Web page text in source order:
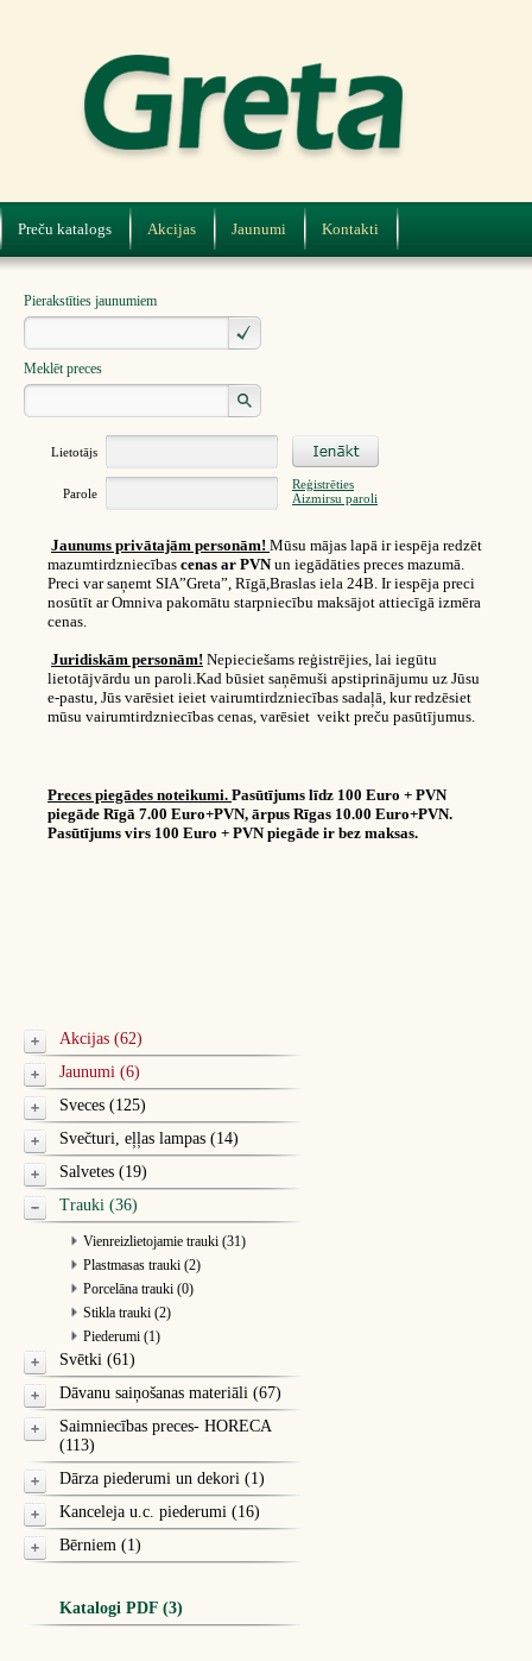
Preču katalogs Akcijas Jaunumi Kontakti
Pierakstīties jaunumiem
Meklēt preces
Lietotājs
Parole
Reģistrēties
Aizmirsu paroli
Jaunums privātajām personām! Mūsu mājas lapā ir iespēja redzēt
mazumtirdzniecības cenas ar PVNun iegādāties preces mazumā.
Preci var saņemt SIA”Greta”, Rīgā,Braslas iela 24B. Ir iespēja preci
nosūtīt ar Omniva pakomātu starpniecību maksājot attiecīgā izmēra
cenas.
Juridiskām personām! Nepieciešams reģistrējies, lai iegūtu
lietotājvārdu un paroli.Kad būsiet saņēmuši apstiprinājumu uz Jūsu
e-pastu, Jūs varēsiet ieiet vairumtirdzniecības sadaļā, kur redzēsiet
mūsu vairumtirdzniecības cenas, varēsiet veikt preču pasūtījumus.
Preces piegādes noteikumi. Pasūtījums līdz 100 Euro + PVN
piegāde Rīgā 7.00 Euro+PVN, ārpus Rīgas 10.00 Euro+PVN.
Pasūtījums virs 100 Euro + PVN piegāde ir bez maksas.
Akcijas (62)
Jaunumi (6)
Sveces (125)
Svečturi, eļļas lampas (14)
Salvetes (19)
Trauki (36)
Vienreizlietojamie trauki (31)
Plastmasas trauki (2)
Porcelāna trauki (0)
Stikla trauki (2)
Piederumi (1)
Svētki (61)
Dāvanu saiņošanas materiāli (67)
Saimniecības preces- HORECA
(113)
Dārza piederumi un dekori (1)
Kanceleja u.c. piederumi (16)
Bērniem (1)
Katalogi PDF (3)